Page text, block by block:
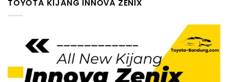
TOYOTA KIJANG INNOVA ZENIX